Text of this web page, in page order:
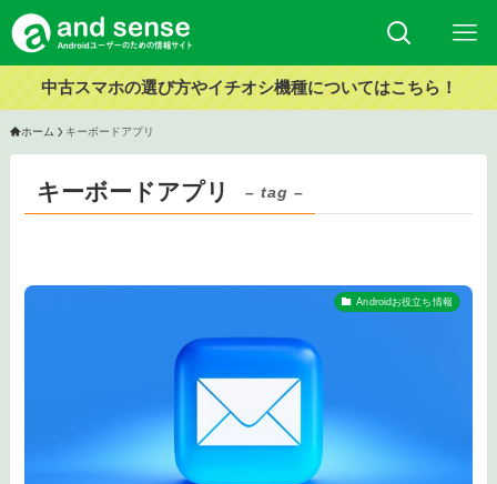
中古スマホの選び方やイチオシ機種についてはこちら！
ホーム キーボードアプリ
キーボードアプリ – tag –
Androidお役立ち情報